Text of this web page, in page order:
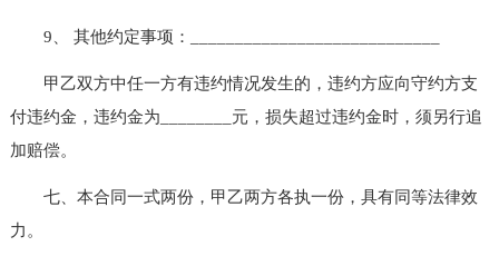
9、 其他约定事项：____________________________
甲乙双方中任一方有违约情况发生的，违约方应向守约方支
付违约金，违约金为________元，损失超过违约金时，须另行追
加赔偿。
七、本合同一式两份，甲乙两方各执一份，具有同等法律效
力。